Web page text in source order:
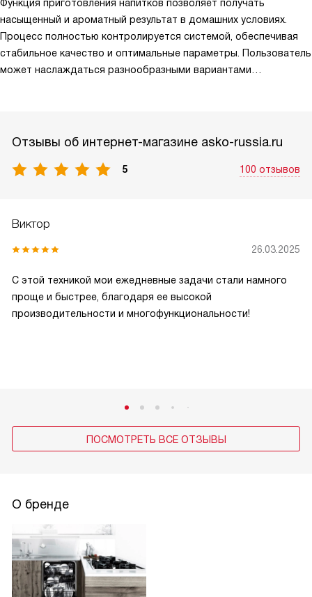
Функция приготовления напитков позволяет получать
насыщенный и ароматный результат в домашних условиях.
Процесс полностью контролируется системой, обеспечивая
стабильное качество и оптимальные параметры. Пользователь
может наслаждаться разнообразными вариантами
Отзывы об интернет-магазине asko-russia.ru
5 100 отзывов
Виктор
26.03.2025
С этой техникой мои ежедневные задачи стали намного
проще и быстрее, благодаря ее высокой
производительности и многофункциональности!
ПОСМОТРЕТЬ ВСЕ ОТЗЫВЫ
О бренде